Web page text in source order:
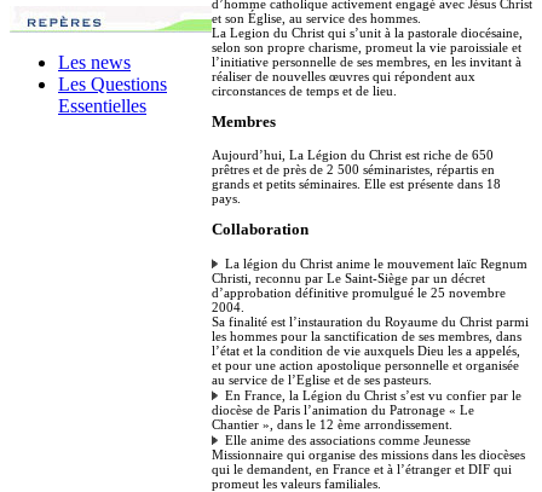
Les news
Les Questions
Essentielles
d’homme catholique activement engagé avec Jésus Christ
et son Église, au service des hommes.
La Legion du Christ qui s’unit à la pastorale diocésaine,
selon son propre charisme, promeut la vie paroissiale et
l’initiative personnelle de ses membres, en les invitant à
réaliser de nouvelles œuvres qui répondent aux
circonstances de temps et de lieu.
Membres
Aujourd’hui, La Légion du Christ est riche de 650
prêtres et de près de 2 500 séminaristes, répartis en
grands et petits séminaires. Elle est présente dans 18
pays.
Collaboration
La légion du Christ anime le mouvement laïc Regnum
Christi, reconnu par Le Saint-Siège par un décret
d’approbation définitive promulgué le 25 novembre
2004.
Sa finalité est l’instauration du Royaume du Christ parmi
les hommes pour la sanctification de ses membres, dans
l’état et la condition de vie auxquels Dieu les a appelés,
et pour une action apostolique personnelle et organisée
au service de l’Eglise et de ses pasteurs.
En France, la Légion du Christ s’est vu confier par le
diocèse de Paris l’animation du Patronage « Le
Chantier », dans le 12 ème arrondissement.
Elle anime des associations comme Jeunesse
Missionnaire qui organise des missions dans les diocèses
qui le demandent, en France et à l’étranger et DIF qui
promeut les valeurs familiales.